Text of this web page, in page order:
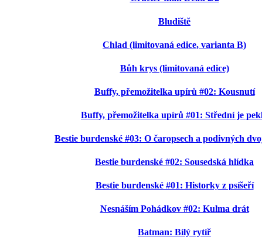
Bludiště
Chlad (limitovaná edice, varianta B)
Bůh krys (limitovaná edice)
Buffy, přemožitelka upírů #02: Kousnutí
Buffy, přemožitelka upírů #01: Střední je
Bestie burdenské #03: O čaropsech a podivných
Bestie burdenské #02: Sousedská hlídka
Bestie burdenské #01: Historky z psíšeří
Nesnáším Pohádkov #02: Kulma drát
Batman: Bílý rytíř